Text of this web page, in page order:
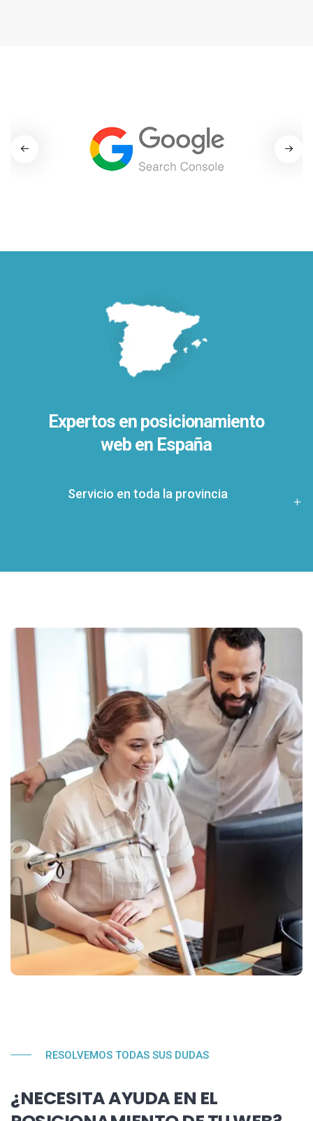
Expertos en posicionamiento
web en España
Servicio en toda la provincia
RESOLVEMOS TODAS SUS DUDAS
¿NECESITA AYUDA EN EL